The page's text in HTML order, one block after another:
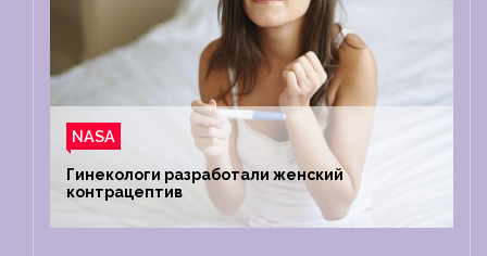
NASA
Гинекологи разработали женский
контрацептив